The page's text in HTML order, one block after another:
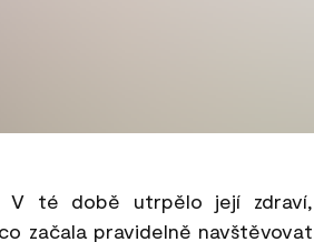
V té době utrpělo její zdraví,
začala pravidelně navštěvovat